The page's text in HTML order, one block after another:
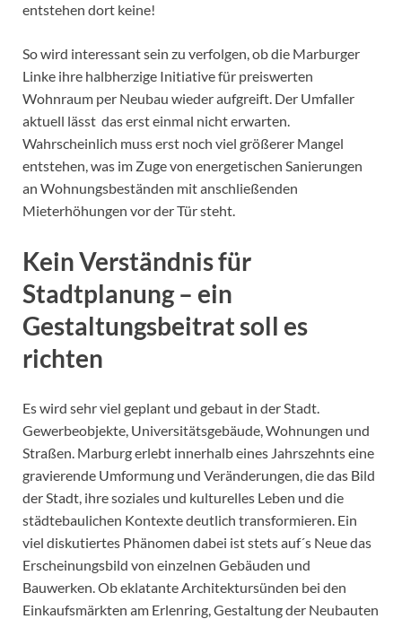
entstehen dort keine!
So wird interessant sein zu verfolgen, ob die Marburger
Linke ihre halbherzige Initiative für preiswerten
Wohnraum per Neubau wieder aufgreift. Der Umfaller
aktuell lässt das erst einmal nicht erwarten.
Wahrscheinlich muss erst noch viel größerer Mangel
entstehen, was im Zuge von energetischen Sanierungen
an Wohnungsbeständen mit anschließenden
Mieterhöhungen vor der Tür steht.
Kein Verständnis für
Stadtplanung – ein
Gestaltungsbeitrat soll es
richten
Es wird sehr viel geplant und gebaut in der Stadt.
Gewerbeobjekte, Universitätsgebäude, Wohnungen und
Straßen. Marburg erlebt innerhalb eines Jahrszehnts eine
gravierende Umformung und Veränderungen, die das Bild
der Stadt, ihre soziales und kulturelles Leben und die
städtebaulichen Kontexte deutlich transformieren. Ein
viel diskutiertes Phänomen dabei ist stets auf´s Neue das
Erscheinungsbild von einzelnen Gebäuden und
Bauwerken. Ob eklatante Architektursünden bei den
Einkaufsmärkten am Erlenring, Gestaltung der Neubauten